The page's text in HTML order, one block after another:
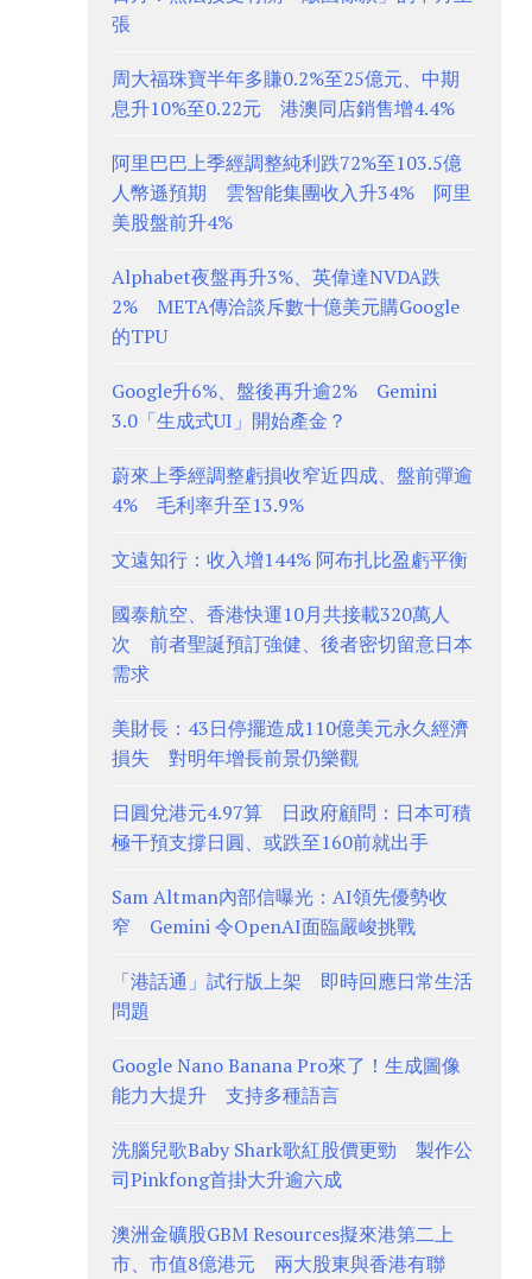
張
周大福珠寶半年多賺0.2%至25億元、中期
息升10%至0.22元 港澳同店銷售增4.4%
阿里巴巴上季經調整純利跌72%至103.5億
人幣遜預期 雲智能集團收入升34% 阿里
美股盤前升4%
Alphabet夜盤再升3%、英偉達NVDA跌
2% META傳洽談斥數十億美元購Google
的TPU
Google升6%、盤後再升逾2% Gemini
3.0「生成式UI」開始產金？
蔚來上季經調整虧損收窄近四成、盤前彈逾
4% 毛利率升至13.9%
文遠知行：收入增144% 阿布扎比盈虧平衡
國泰航空、香港快運10月共接載320萬人
次 前者聖誕預訂強健、後者密切留意日本
需求
美財長：43日停擺造成110億美元永久經濟
損失 對明年增長前景仍樂觀
日圓兌港元4.97算 日政府顧問：日本可積
極干預支撐日圓、或跌至160前就出手
Sam Altman內部信曝光：AI領先優勢收
窄 Gemini 令OpenAI面臨嚴峻挑戰
「港話通」試行版上架 即時回應日常生活
問題
Google Nano Banana Pro來了！生成圖像
能力大提升 支持多種語言
洗腦兒歌Baby Shark歌紅股價更勁 製作公
司Pinkfong首掛大升逾六成
澳洲金礦股GBM Resources擬來港第二上
市、市值8億港元 兩大股東與香港有聯